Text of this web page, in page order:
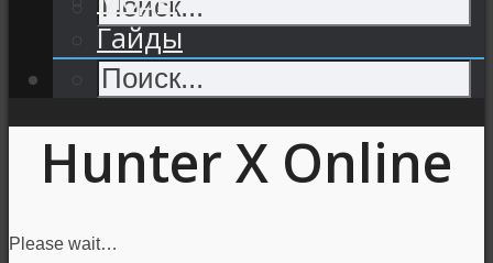
Гайды
Hunter X Online
Please wait…